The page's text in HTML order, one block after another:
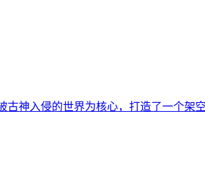
古神入侵的世界为核心，打造了一个架